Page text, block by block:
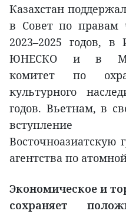
Казахстан
в Совет по правам
2023–2025 годов, в
ЮНЕСКО и в
комитет по
культурного
годов. Вьетнам, в
вступление
Восточноазиатскую
агентства по
Экономическое и
сохраняет